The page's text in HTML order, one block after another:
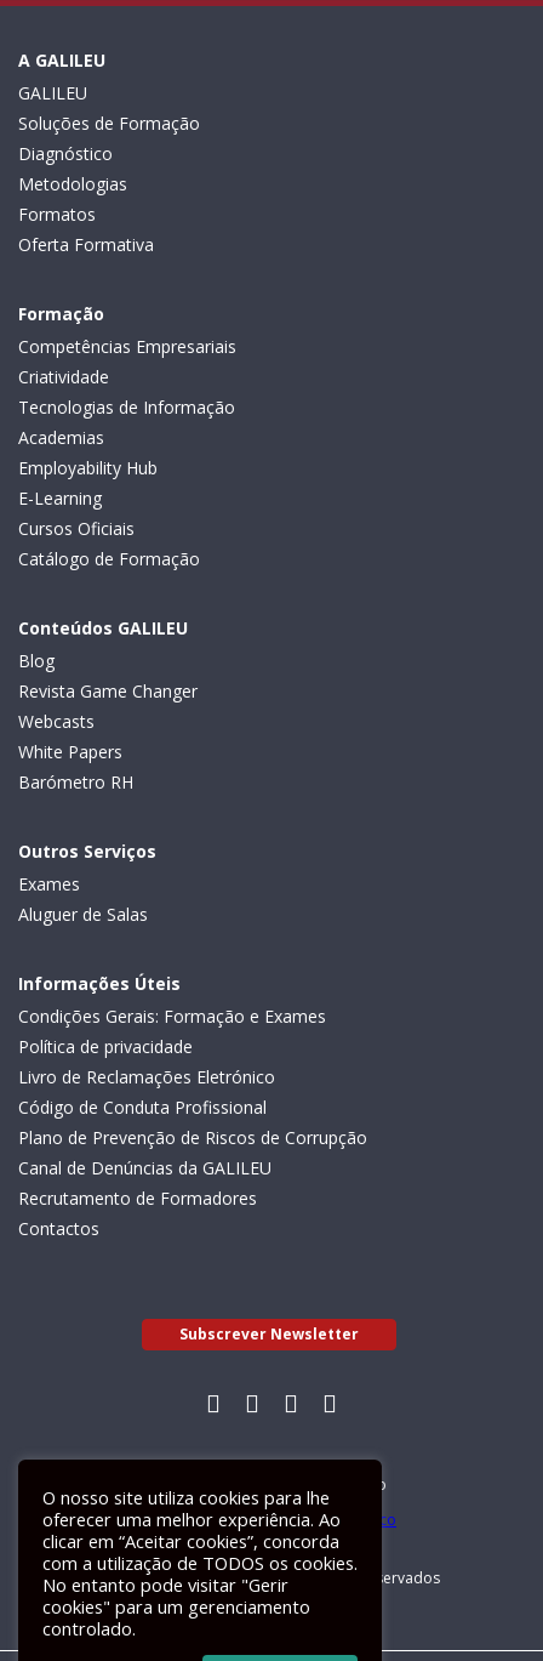
A GALILEU
GALILEU
Soluções de Formação
Diagnóstico
Metodologias
Formatos
Oferta Formativa
Formação
Competências Empresariais
Criatividade
Tecnologias de Informação
Academias
Employability Hub
E-Learning
Cursos Oficiais
Catálogo de Formação
Conteúdos GALILEU
Blog
Revista Game Changer
Webcasts
White Papers
Barómetro RH
Outros Serviços
Exames
Aluguer de Salas
Informações Úteis
Condições Gerais: Formação e Exames
Política de privacidade
Livro de Reclamações Eletrónico
Código de Conduta Profissional
Plano de Prevenção de Riscos de Corrupção
Canal de Denúncias da GALILEU
Recrutamento de Formadores
Contactos
Subscrever Newsletter
Livro de Reclamações Electrónico
GALILEU 2026 © Todos os direitos reservados
O nosso site utiliza cookies para lhe
oferecer uma melhor experiência. Ao
clicar em “Aceitar cookies”, concorda
com a utilização de TODOS os cookies.
No entanto pode visitar "Gerir
cookies" para um gerenciamento
controlado.